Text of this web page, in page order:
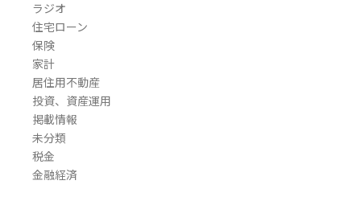
ラジオ
住宅ローン
保険
家計
居住用不動産
投資、資産運用
掲載情報
未分類
税金
金融経済